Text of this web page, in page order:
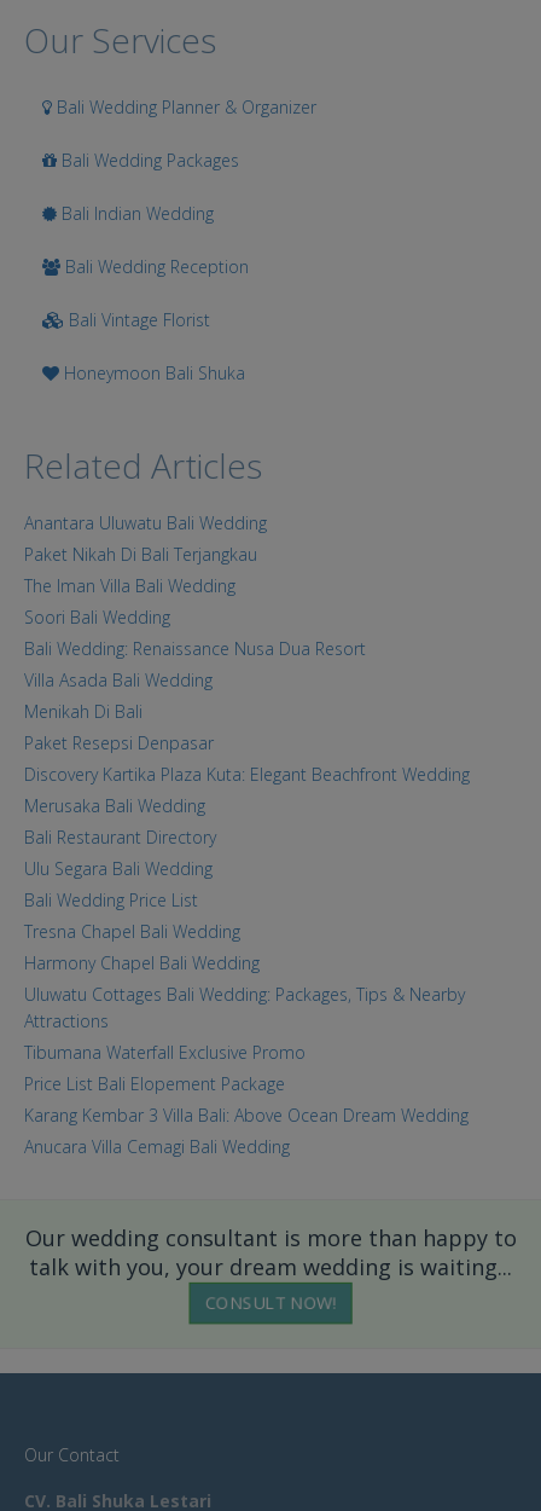
Our Services
Bali Wedding Planner & Organizer
Bali Wedding Packages
Bali Indian Wedding
Bali Wedding Reception
Bali Vintage Florist
Honeymoon Bali Shuka
Related Articles
Anantara Uluwatu Bali Wedding
Paket Nikah Di Bali Terjangkau
The Iman Villa Bali Wedding
Soori Bali Wedding
Bali Wedding: Renaissance Nusa Dua Resort
Villa Asada Bali Wedding
Menikah Di Bali
Paket Resepsi Denpasar
Discovery Kartika Plaza Kuta: Elegant Beachfront Wedding
Merusaka Bali Wedding
Bali Restaurant Directory
Ulu Segara Bali Wedding
Bali Wedding Price List
Tresna Chapel Bali Wedding
Harmony Chapel Bali Wedding
Uluwatu Cottages Bali Wedding: Packages, Tips & Nearby
Attractions
Tibumana Waterfall Exclusive Promo
Price List Bali Elopement Package
Karang Kembar 3 Villa Bali: Above Ocean Dream Wedding
Anucara Villa Cemagi Bali Wedding
Our wedding consultant is more than happy to
talk with you, your dream wedding is waiting...
CONSULT NOW!
Our Contact
CV. Bali Shuka Lestari